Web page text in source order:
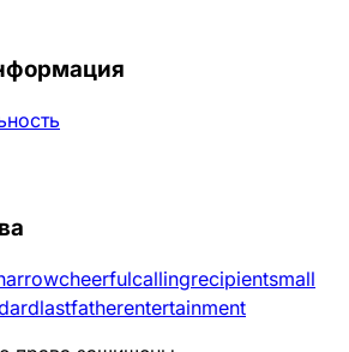
cheerfulcallingrecipientsmall
lastfatherentertainment